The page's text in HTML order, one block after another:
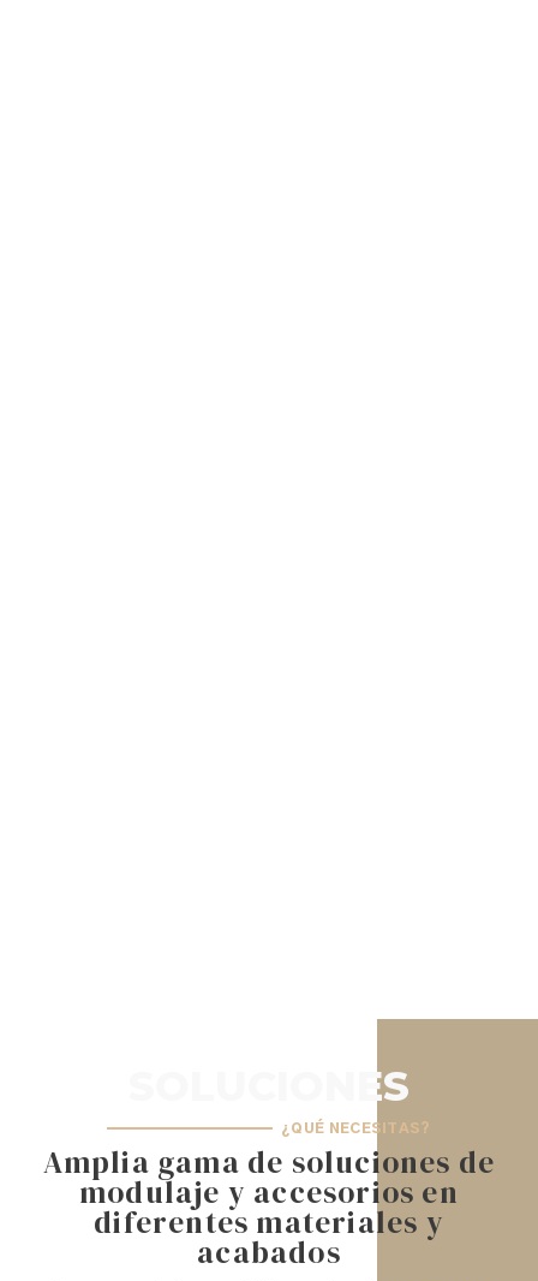
SOLUCIONES
¿QUÉ NECESITAS?
Amplia gama de soluciones de
modulaje y accesorios en
diferentes materiales y
acabados